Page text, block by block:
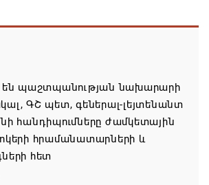
են պաշտպանության նախարարի
ԳՇ պետ, գեներալ-լեյտենանտ
հանդիպումները ժամկետային
հրամանատարների և
հետ